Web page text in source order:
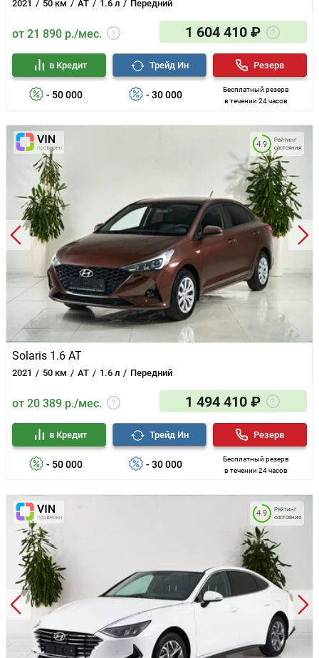
2021 50 км AT 1.6 л Передний
от 21 890 р./мес. 1 604 410 ₽
- 50 000
в Кредит
- 30 000
Трейд Ин
Бесплатный резерв
в течении 24 часов
Резерв
Solaris 1.6 AT
2021 50 км AT 1.6 л Передний
Рейтинг
состояния
4.9
от 20 389 р./мес. 1 494 410 ₽
- 50 000
в Кредит
- 30 000
Трейд Ин
Бесплатный резерв
в течении 24 часов
Резерв
Рейтинг
состояния
4.9